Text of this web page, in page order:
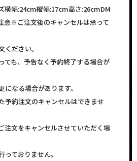
横幅:24cm縦幅:17cm高さ:26cmDM
意※ご注文後のキャンセルは承って
ださい。
ても、予告なく予約終了する場合が
なる場合があります。
予約注文のキャンセルはできませ
注文をキャンセルさせていただく場
ておりません。